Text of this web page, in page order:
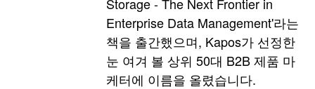
Enterprise Data Management'라는
책을 출간했으며, Kapos가 선정한
눈 여겨 볼 상위 50대 B2B 제품 마
케터에 이름을 올렸습니다.